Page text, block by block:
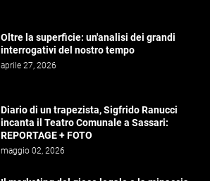
Oltre la superficie: un'analisi dei grandi
interrogativi del nostro tempo
aprile 27, 2026
Diario di un trapezista, Sigfrido Ranucci
incanta il Teatro Comunale a Sassari:
REPORTAGE + FOTO
maggio 02, 2026